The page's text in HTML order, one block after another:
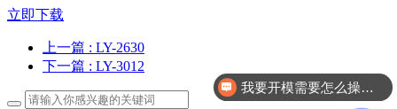
立即下载
上一篇 : LY-2630
下一篇 : LY-3012
我要开模需要怎么操作？
自动化零配件加工你们做吗？